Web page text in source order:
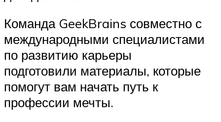
Команда GeekBrains совместно с
международными специалистами
по развитию карьеры
подготовили материалы, которые
помогут вам начать путь к
профессии мечты.